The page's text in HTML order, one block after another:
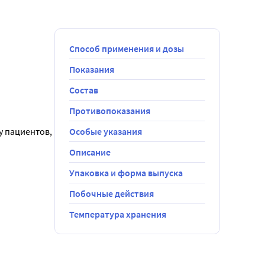
было
на
пациентов,
Способ применения и дозы
Показания
Состав
Противопоказания
Особые указания
Описание
Упаковка и форма выпуска
Побочные действия
Температура хранения